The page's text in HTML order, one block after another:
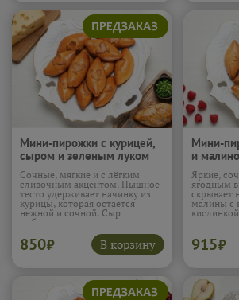
Мини-пирожки с курицей,
сыром и зеленым луком
300 г (10шт)
Сочные, мягкие и с лёгким
сливочным акцентом. Пышное
тесто удерживает начинку из
курицы, которая остаётся
нежной и сочной. Сыр
добавляет мягкую тягучесть, а
зелёный лук - свежесть. Вкус
получается сбалансированным
и очень приятным. Подробнее...
850₽ В корзину
Мини-
и
Яркие,
ягодным
скрывает
малины с
делая
очень
915₽